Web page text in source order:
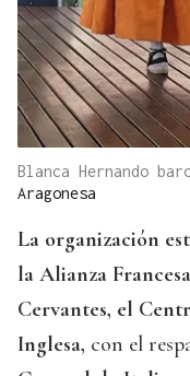
Blanca Hernando
Aragonesa
La organización
la Alianza
Cervantes, el
Inglesa, con el